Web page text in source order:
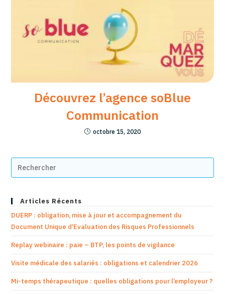
Découvrez l’agence soBlue
Communication
octobre 15, 2020
Articles Récents
DUERP : obligation, mise à jour et accompagnement du
Document Unique d’Evaluation des Risques Professionnels
Replay webinaire : paie – BTP, les points de vigilance
Visite médicale des salariés : obligations et calendrier 2026
Mi-temps thérapeutique : quelles obligations pour l’employeur ?